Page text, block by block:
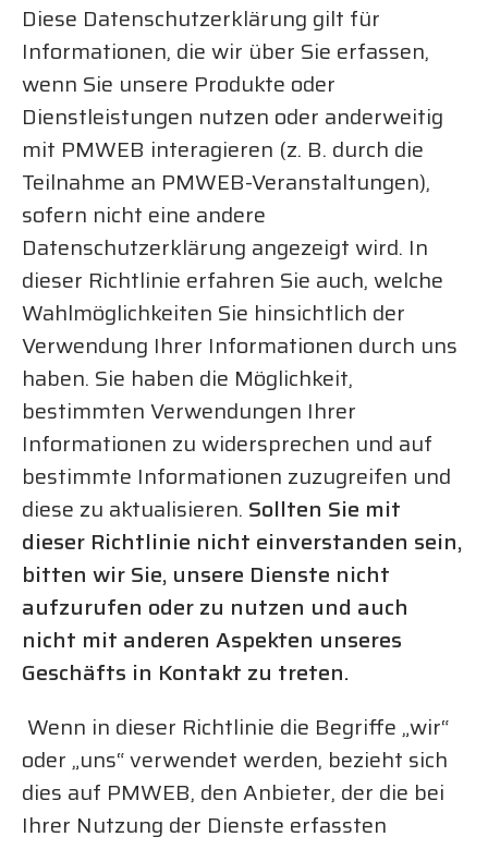
Diese Datenschutzerklärung gilt für
Informationen, die wir über Sie erfassen,
wenn Sie unsere Produkte oder
Dienstleistungen nutzen oder anderweitig
mit PMWEB interagieren (z. B. durch die
Teilnahme an PMWEB-Veranstaltungen),
sofern nicht eine andere
Datenschutzerklärung angezeigt wird. In
dieser Richtlinie erfahren Sie auch, welche
Wahlmöglichkeiten Sie hinsichtlich der
Verwendung Ihrer Informationen durch uns
haben. Sie haben die Möglichkeit,
bestimmten Verwendungen Ihrer
Informationen zu widersprechen und auf
bestimmte Informationen zuzugreifen und
diese zu aktualisieren. Sollten Sie mit
dieser Richtlinie nicht einverstanden sein,
bitten wir Sie, unsere Dienste nicht
aufzurufen oder zu nutzen und auch
nicht mit anderen Aspekten unseres
Geschäfts in Kontakt zu treten.
Wenn in dieser Richtlinie die Begriffe „wir“
oder „uns“ verwendet werden, bezieht sich
dies auf PMWEB, den Anbieter, der die bei
Ihrer Nutzung der Dienste erfassten